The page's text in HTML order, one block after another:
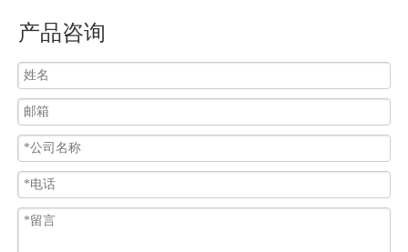
产品咨询